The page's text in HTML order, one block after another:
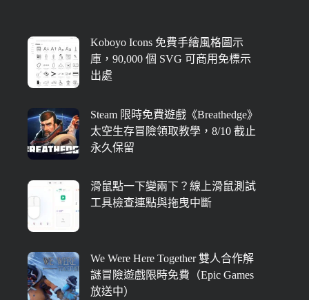
Koboyo Icons 免費手繪風格圖示
庫，90,000 個 SVG 可商用免標示
出處
Steam 限時免費遊戲《Breathedge》
太空生存冒險領取教學，8/10 截止
永久保留
滑鼠點一下變兩下？線上滑鼠測試
工具檢查連點與拖曳中斷
We Were Here Together 雙人合作解
謎冒險遊戲限時免費（Epic Games
放送中）